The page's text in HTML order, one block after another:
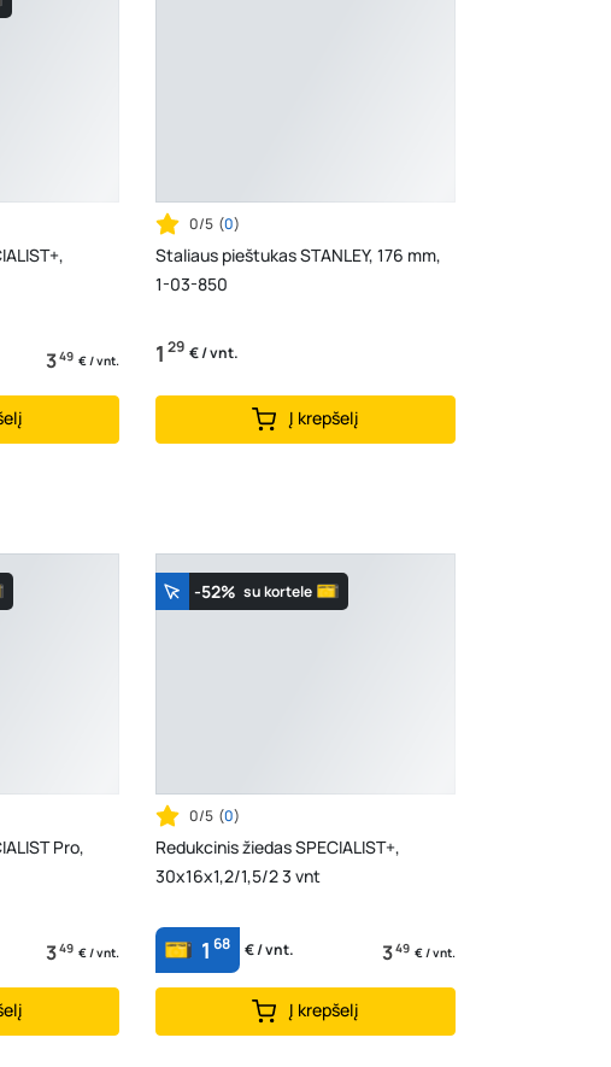
349 € / vnt.
0/5 (0)
Staliaus pieštukas STANLEY, 176 mm,
1-03-850
1 29 € / vnt.
Į krepšelį
Pro,
349 € / vnt.
-52% su kortele
0/5 (0)
Redukcinis žiedas SPECIALIST+,
30x16x1,2/1,5/2 3 vnt
1 68 € / vnt. 349 € / vnt.
Į krepšelį